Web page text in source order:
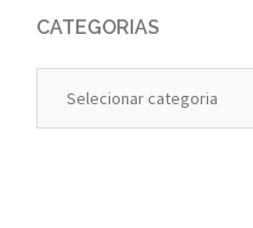
CATEGORIAS